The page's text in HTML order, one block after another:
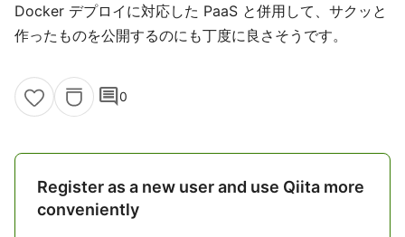
Docker デプロイに対応した PaaS と併用して、サクッと
作ったものを公開するのにも丁度に良さそうです。
comment0
Register as a new user and use Qiita more
conveniently